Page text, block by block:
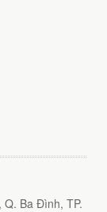
Q. Ba Đình, TP.